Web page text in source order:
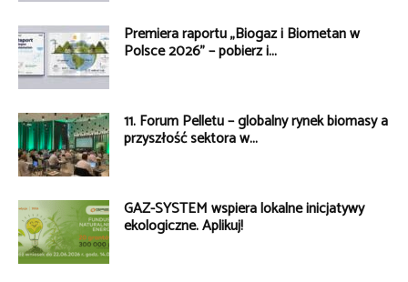
Premiera raportu „Biogaz i Biometan w
Polsce 2026” – pobierz i...
11. Forum Pelletu – globalny rynek biomasy a
przyszłość sektora w...
GAZ-SYSTEM wspiera lokalne inicjatywy
ekologiczne. Aplikuj!